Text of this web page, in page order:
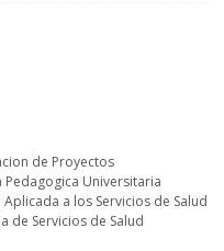
de Proyectos
Pedagogica Universitaria
a los Servicios de Salud
de Servicios de Salud